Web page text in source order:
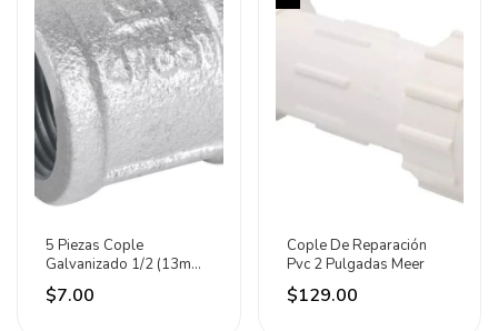
5 Piezas Cople
Galvanizado 1/2 (13mm)
C150
$7.00
Cople De Reparación
Pvc 2 Pulgadas Meer
$129.00